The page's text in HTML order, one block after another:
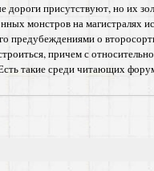
дороги присутствуют, но их
монстров на
предубеждениями о
причем с
такие среди читающих